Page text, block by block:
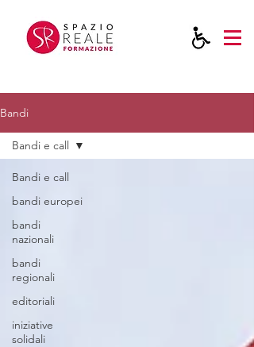
Bandi
Bandi e call
bandi europei
bandi
nazionali
bandi
regionali
editoriali
iniziative
solidali
Bandi e call